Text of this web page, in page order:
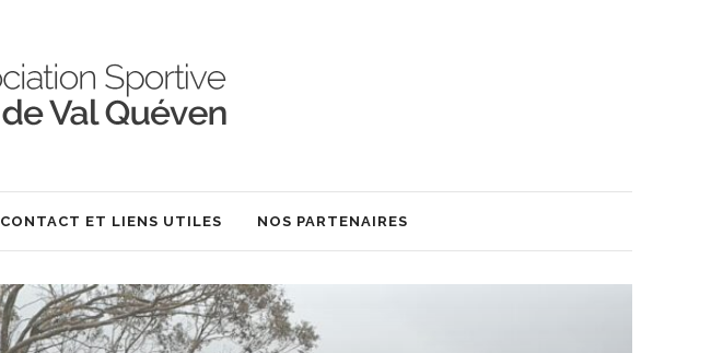
CONTACT ET LIENS UTILES NOS PARTENAIRES